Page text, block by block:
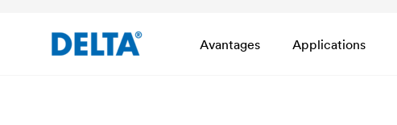
Avantages Applications